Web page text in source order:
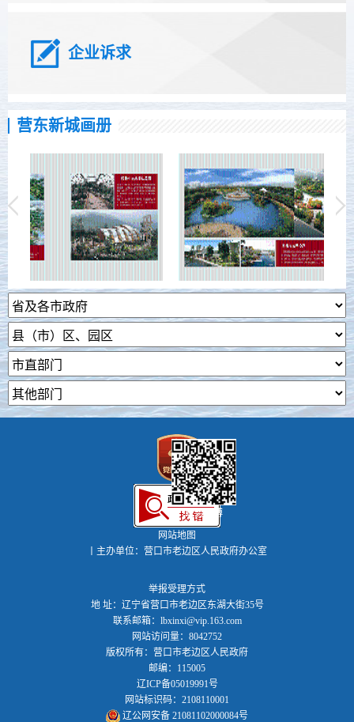
企业诉求
营东新城画册
政务微博
网站地图
丨主办单位：营口市老边区人民政府办公室
举报受理方式
地 址：辽宁省营口市老边区东湖大街35号
联系邮箱：lbxinxi@vip.163.com
网站访问量：8042752
版权所有：营口市老边区人民政府
邮编：115005
辽ICP备05019991号
网站标识码：2108110001
辽公网安备 21081102000084号